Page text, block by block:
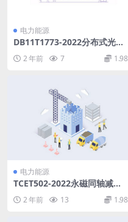
电力能源
DB11T1773-2022分布式光伏
发电工程技术规范(330.16KB)
pdf2 年前 7 1.98
电力能源
TCET502-2022永磁同轴减速
df 2 年前 13 1.98